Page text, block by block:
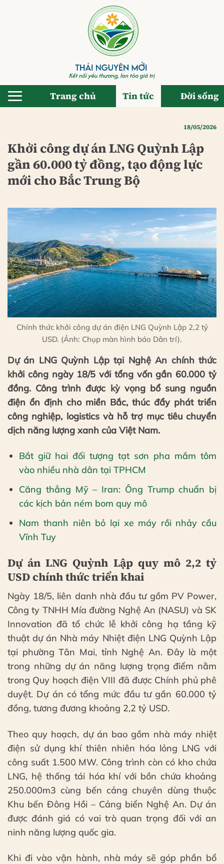
Trang chủ Tin tức Đời sống
18/05/2026
Khởi công dự án LNG Quỳnh Lập
gần 60.000 tỷ đồng, tạo động lực
mới cho Bắc Trung Bộ
Chính thức khởi công dự án điện LNG Quỳnh Lập 2,2 tỷ
USD. (Ảnh: Chụp màn hình báo Dân trí).
Dự án LNG Quỳnh Lập tại Nghệ An chính thức
khởi công ngày 18/5 với tổng vốn gần 60.000 tỷ
đồng. Công trình được kỳ vọng bổ sung nguồn
điện ổn định cho miền Bắc, thúc đẩy phát triển
công nghiệp, logistics và hỗ trợ mục tiêu chuyển
dịch năng lượng xanh của Việt Nam.
Bắt giữ hai đối tượng tạt sơn pha mắm tôm
vào nhiều nhà dân tại TPHCM
Căng thẳng Mỹ – Iran: Ông Trump chuẩn bị
các kịch bản ném bom quy mô
Nam thanh niên bỏ lại xe máy rồi nhảy cầu
Vĩnh Tuy
Dự án LNG Quỳnh Lập quy mô 2,2 tỷ
USD chính thức triển khai
Ngày 18/5, liên danh nhà đầu tư gồm PV Power,
Công ty TNHH Mía đường Nghệ An (NASU) và SK
Innovation đã tổ chức lễ khởi công hạ tầng kỹ
thuật dự án Nhà máy Nhiệt điện LNG Quỳnh Lập
tại phường Tân Mai, tỉnh Nghệ An. Đây là một
trong những dự án năng lượng trọng điểm nằm
trong Quy hoạch điện VIII đã được Chính phủ phê
duyệt. Dự án có tổng mức đầu tư gần 60.000 tỷ
đồng, tương đương khoảng 2,2 tỷ USD.
Theo quy hoạch, dự án bao gồm nhà máy nhiệt
điện sử dụng khí thiên nhiên hóa lỏng LNG với
công suất 1.500 MW. Công trình còn có kho chứa
LNG, hệ thống tái hóa khí với bồn chứa khoảng
250.000m3 cùng bến cảng chuyên dùng thuộc
Khu bến Đông Hồi – Cảng biển Nghệ An. Dự án
được đánh giá có vai trò quan trọng đối với an
ninh năng lượng quốc gia.
Khi đi vào vận hành, nhà máy sẽ góp phần bổ